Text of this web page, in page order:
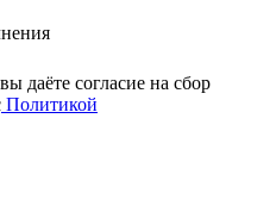
даёте cогласие на сбор
Политикой